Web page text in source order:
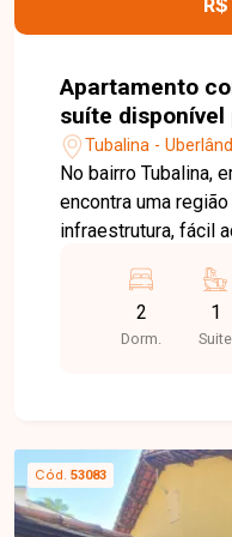
informações e
Apartamento
suíte
Tubalina em
Tubalina -
No bairro Tubalina,
encontra uma
infraestrutura, fácil
escolas, farmácias
proporcionando
Apartamento
de garagem
bem distribuídos,
para quem busca
2
Dorm.
1
Suite
Cód. 53083